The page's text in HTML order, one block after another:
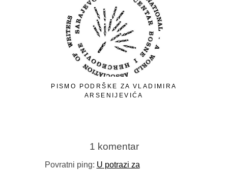
PISMO PODRŠKE ZA VLADIMIRA
ARSENIJEVIĆA
1 komentar
Povratni ping: U potrazi za